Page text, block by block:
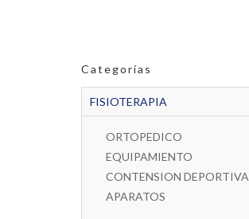
Categorías
FISIOTERAPIA
ORTOPEDICO
EQUIPAMIENTO
CONTENSION DEPORTIVA
APARATOS